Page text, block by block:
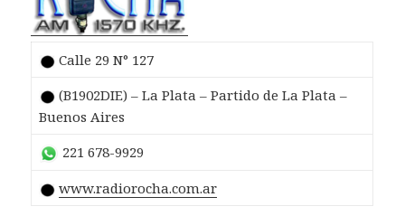
Calle 29 N° 127
(B1902DIE) – La Plata – Partido de La Plata –
Buenos Aires
221 678-9929
www.radiorocha.com.ar